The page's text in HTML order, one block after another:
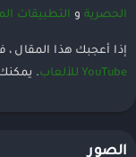
الحصرية و التطبيقات
إذا أعجبك هذا المقال ،
YouTube للألعاب
.
الصور